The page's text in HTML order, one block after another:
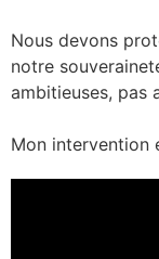
Nous devons
notre
ambitieuses, pas
Mon intervention